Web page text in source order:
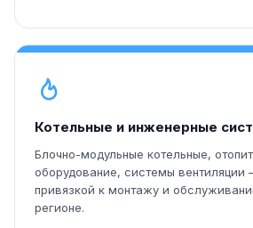
Котельные и инженерные
Блочно-модульные котельные,
оборудование, системы вентиляции
привязкой к монтажу и
регионе.